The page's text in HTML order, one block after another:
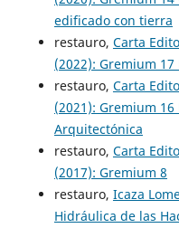
edificado con tierra
restauro, Carta
(2022): Gremium
restauro, Carta
(2021): Gremium
Arquitectónica
restauro, Carta
(2017): Gremium 8
restauro, Icaza
Hidráulica de las